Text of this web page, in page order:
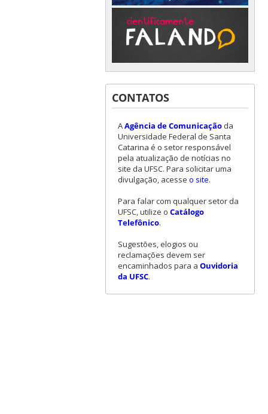
CONTATOS
AAgência de Comunicaçãoda
Universidade Federal de Santa
Catarina é o setor responsável
pela atualização de notícias no
site da UFSC. Para solicitar uma
divulgação, acesse o site.
Para falar com qualquer setor da
UFSC, utilize o Catálogo
Telefônico.
Sugestões, elogios ou
reclamações devem ser
encaminhados para a Ouvidoria
da UFSC.